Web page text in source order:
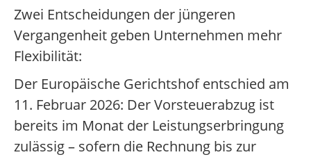
Zwei Entscheidungen der jüngeren
Vergangenheit geben Unternehmen mehr
Flexibilität:
Der Europäische Gerichtshof entschied am
11. Februar 2026: Der Vorsteuerabzug ist
bereits im Monat der Leistungserbringung
zulässig – sofern die Rechnung bis zur